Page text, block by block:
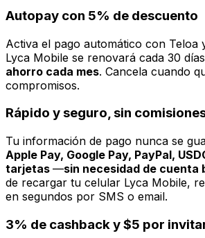
Autopay con 5% de descuento
Activa el pago automático con Teloa
Lyca Mobile se renovará cada 30
ahorro cada mes. Cancela cuando
compromisos.
Rápido y seguro, sin
Tu información de pago nunca se
Apple Pay, Google Pay, PayPal,
tarjetas —sin necesidad de cuenta
de recargar tu celular Lyca Mobile,
en segundos por SMS o email.
3% de cashback y $5 por